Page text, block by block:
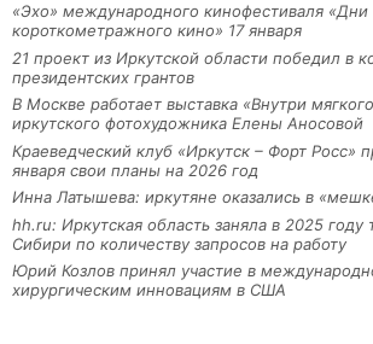
«Эхо» международного кинофестиваля «Дни
короткометражного кино» 17 января
21 проект из Иркутской области победил в
президентских грантов
В Москве работает выставка «Внутри
иркутского фотохудожника Елены Аносовой
Краеведческий клуб «Иркутск – Форт Росс»
января свои планы на 2026 год
Инна Латышева: иркутяне оказались в
hh.ru: Иркутская область заняла в 2025 году
Сибири по количеству запросов на работу
Юрий Козлов принял участие в
хирургическим инновациям в США